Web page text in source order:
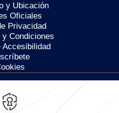
y Ubicación
Oficiales
Privacidad
Condiciones
Accesibilidad
Mariano
Anzures,